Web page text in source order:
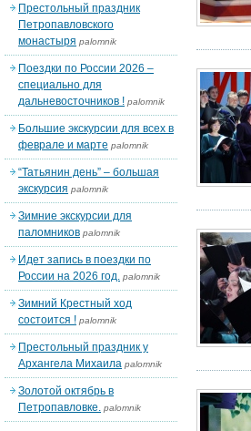
Престольный праздник
Петропавловского
монастыря palomnik
Поездки по России 2026 –
специально для
дальневосточников ! palomnik
Большие экскурсии для всех в
феврале и марте palomnik
“Татьянин день” – большая
экскурсия palomnik
Зимние экскурсии для
паломников palomnik
Идет запись в поездки по
России на 2026 год. palomnik
Зимний Крестный ход
состоится ! palomnik
Престольный праздник у
Архангела Михаила palomnik
Золотой октябрь в
Петропавловке. palomnik